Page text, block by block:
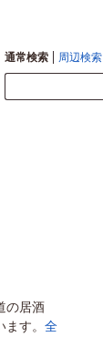
通常検索 周辺検索
の居酒
す。 全